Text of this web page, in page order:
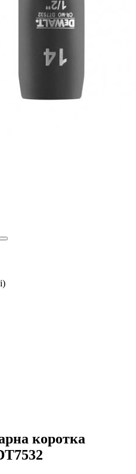
коротка